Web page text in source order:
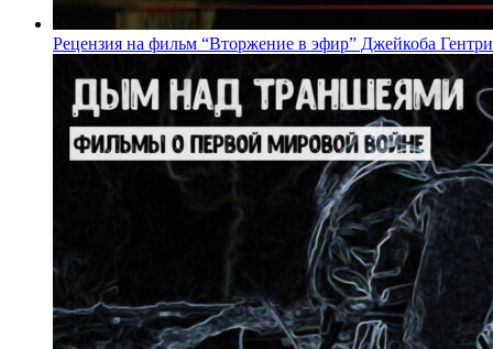
Рецензия на фильм “Вторжение в эфир” Джейкоба Гентри